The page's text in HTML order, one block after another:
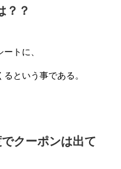
？？
トに、
という事である。
クーポンは出て